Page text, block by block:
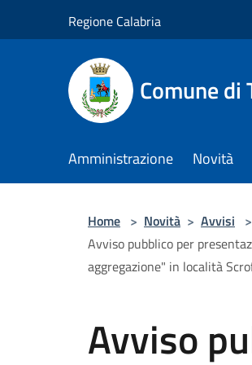
Regione Calabria
Comune di
Amministrazione Novità
Home > Novità > Avvisi >
Avviso pubblico per
aggregazione" in località
Avviso